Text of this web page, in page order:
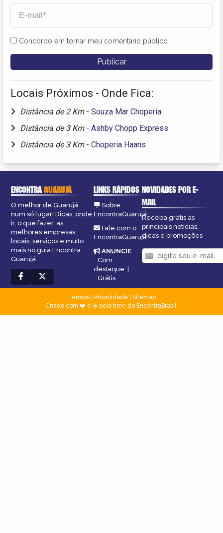
Concordo em tornar meu comentário público
Locais Próximos - Onde Fica:
Distância de 2 Km - Souza Mar Choperia
Distância de 3 Km - Ashby Chopp Express
Distância de 3 Km - Choperia Haans
ENCONTRAGUARUJÁ
O melhor de Guarujá
num só lugar! Dicas, onde
ir, o que fazer, as
melhores empresas,
locais, serviços e muito
mais no guia Encontra
Guarujá.
LINKS RÁPIDOS
Sobre
EncontraGuarujá
Fale com o
EncontraGuarujá
ANUNCIE:
Com
destaque
Grátis
NOVIDADES POR E-
MAIL
Receba grátis as
principais notícias,
dicas e promoções
Termos| Privacidade
Sitemap
Criado com ❤️ e ☕ pelo time do EncontraBrasil